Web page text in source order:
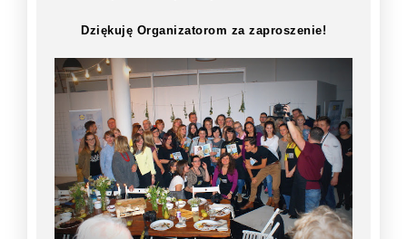
Dziękuję Organizatorom za zaproszenie!